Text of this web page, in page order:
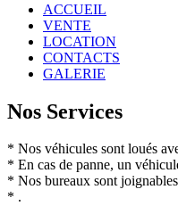
ACCUEIL
VENTE
LOCATION
CONTACTS
GALERIE
Nos Services
* Nos véhicules sont loués
* En cas de panne, un
* Nos bureaux sont
* .